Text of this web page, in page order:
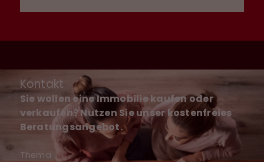
Kontakt
Sie wollen eine Immobilie kaufen oder
verkaufen? Nutzen Sie unser kostenfreies
Beratungsangebot.
Thema